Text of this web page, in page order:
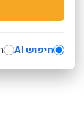
חיפוש AI